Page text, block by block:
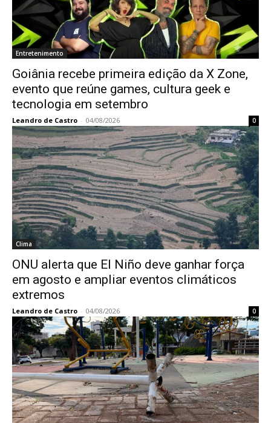
Entretenimento
Goiânia recebe primeira edição da X Zone,
evento que reúne games, cultura geek e
tecnologia em setembro
Leandro de Castro - 04/08/2026 0
Clima
ONU alerta que El Niño deve ganhar força
em agosto e ampliar eventos climáticos
extremos
Leandro de Castro - 04/08/2026 0